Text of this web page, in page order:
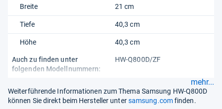
Breite 21 cm
Tiefe 40,3 cm
Höhe 40,3 cm
Auch zu finden unter
folgenden Modellnummern:
HW-Q800D/ZF
mehr...
Weiterführende Informationen zum Thema Samsung HW-Q800D
können Sie direkt beim Hersteller untersamsung.comfinden.